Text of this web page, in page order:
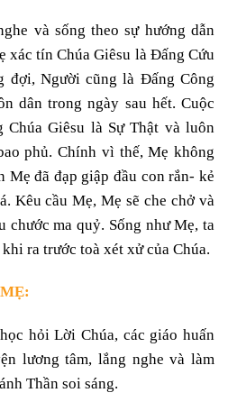
và sống theo sự hướng dẫn
xác tín Chúa Giêsu là Đấng Cứu
đợi, Người cũng là Đấng Công
dân trong ngày sau hết. Cuộc
Giêsu là Sự Thật và luôn
phủ. Chính vì thế, Mẹ không
Mẹ đã đạp giập đầu con rắn- kẻ
Kêu cầu Mẹ, Mẹ sẽ che chở và
chước ma quỷ. Sống như Mẹ, ta
ra trước toà xét xử của Chúa.
hỏi Lời Chúa, các giáo huấn
lương tâm, lắng nghe và làm
Thần soi sáng.